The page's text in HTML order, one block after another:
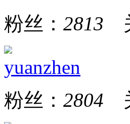
粉丝： 2813
yuanzhen
粉丝： 2804